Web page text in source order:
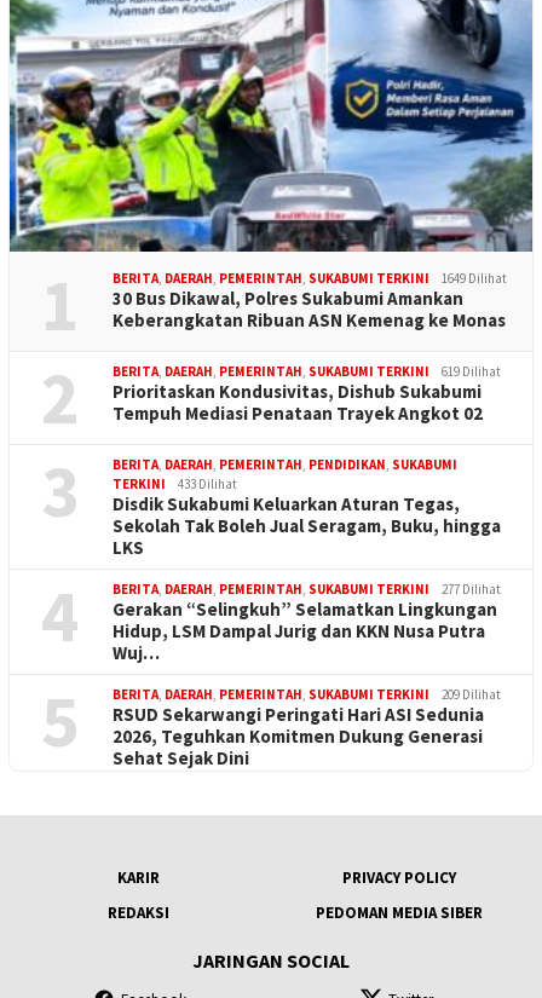
1 BERITA, DAERAH, PEMERINTAH, SUKABUMI TERKINI 1649 Dilihat
30 Bus Dikawal, Polres Sukabumi Amankan
Keberangkatan Ribuan ASN Kemenag ke Monas
2 BERITA, DAERAH, PEMERINTAH, SUKABUMI TERKINI 619 Dilihat
Prioritaskan Kondusivitas, Dishub Sukabumi
Tempuh Mediasi Penataan Trayek Angkot 02
3 BERITA, DAERAH, PEMERINTAH, PENDIDIKAN, SUKABUMI
TERKINI
433 Dilihat
Disdik Sukabumi Keluarkan Aturan Tegas,
Sekolah Tak Boleh Jual Seragam, Buku, hingga
LKS
4 BERITA, DAERAH, PEMERINTAH, SUKABUMI TERKINI 277 Dilihat
Gerakan “Selingkuh” Selamatkan Lingkungan
Hidup, LSM Dampal Jurig dan KKN Nusa Putra
Wuj…
5 BERITA, DAERAH, PEMERINTAH, SUKABUMI TERKINI 209 Dilihat
RSUD Sekarwangi Peringati Hari ASI Sedunia
2026, Teguhkan Komitmen Dukung Generasi
Sehat Sejak Dini
KARIR
PRIVACY POLICY
REDAKSI
PEDOMAN MEDIA SIBER
JARINGAN SOCIAL